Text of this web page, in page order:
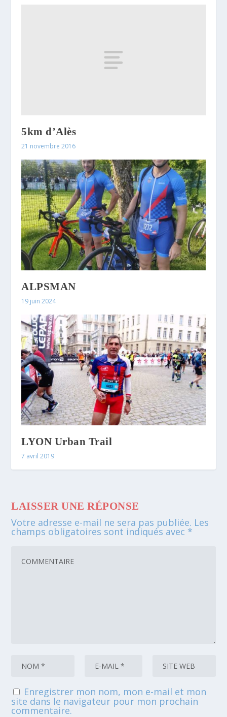
5km d’Alès
21 novembre 2016
ALPSMAN
19 juin 2024
LYON Urban Trail
7 avril 2019
LAISSER UNE RÉPONSE
Votre adresse e-mail ne sera pas publiée. Les
champs obligatoires sont indiqués avec *
Enregistrer mon nom, mon e-mail et mon
site dans le navigateur pour mon prochain
commentaire.